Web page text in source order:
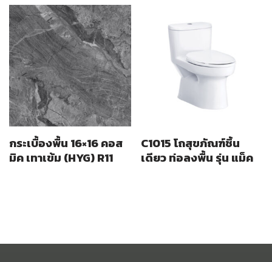
กระเบื้องพื้น 16×16 คอส
มิค เทาเข้ม (HYG) R11
C1015 โถสุขภัณฑ์ชิ้น
เดียว ท่อลงพื้น รุ่น แม็ค